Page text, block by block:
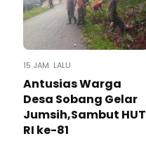
15 JAM LALU
Antusias Warga
Desa Sobang Gelar
Jumsih,Sambut HUT
RI ke-81